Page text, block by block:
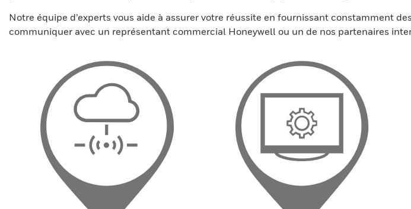
Notre équipe d’experts vous aide à assurer votre réussite en fournissant constamment
communiquer avec un représentant commercial Honeywell ou un de nos partenaires